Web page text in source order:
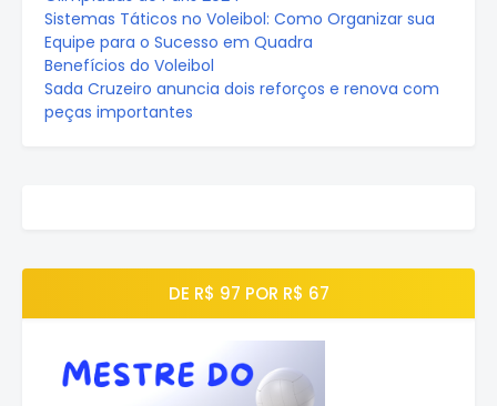
Sistemas Táticos no Voleibol: Como Organizar sua
Equipe para o Sucesso em Quadra
Benefícios do Voleibol
Sada Cruzeiro anuncia dois reforços e renova com
peças importantes
DE R$ 97 POR R$ 67